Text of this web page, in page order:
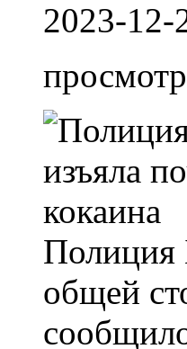
2023-12-
Полиция
общей